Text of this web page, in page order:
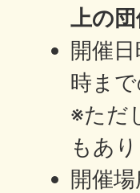
上の
開催
時ま
※ただ
もあり
開催